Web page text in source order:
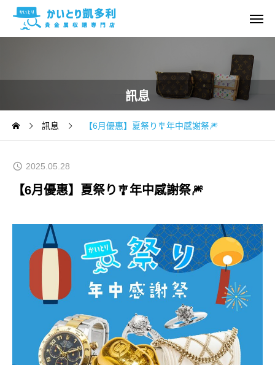
訊息
訊息 【6月優惠】夏祭り🎐年中感謝祭🎆
2025.05.28
【6月優惠】夏祭り🎐年中感謝祭🎆